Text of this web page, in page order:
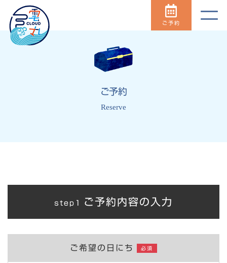
ご予約
ご予約
Reserve
step1 ご予約内容の入力
ご希望の日にち 必須